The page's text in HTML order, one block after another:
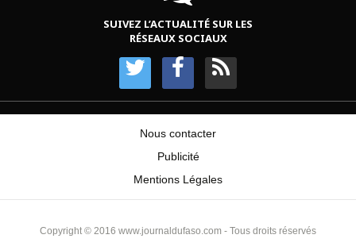
SUIVEZ L’ACTUALITÉ SUR LES
RÉSEAUX SOCIAUX
Nous contacter
Publicité
Mentions Légales
Copyright © 2016 www.journaldufaso.com - Tous droits réservés